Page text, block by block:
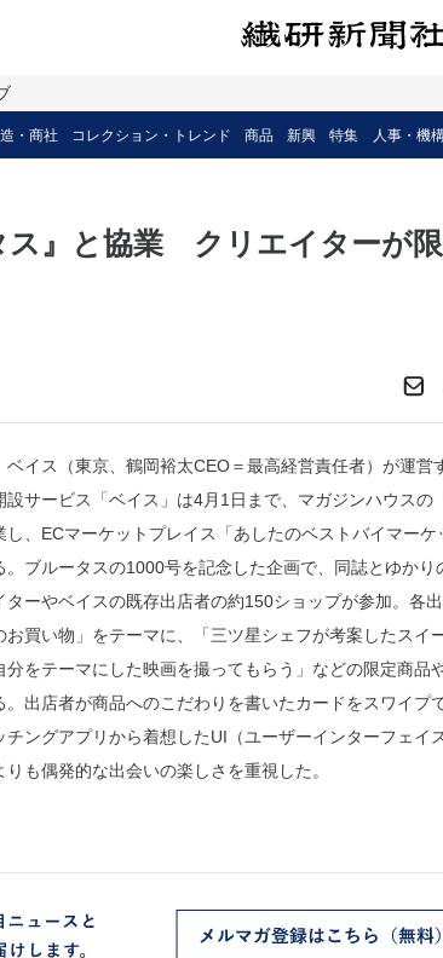
・商社 コレクション・トレンド 商品 新興 特集 人事・機
ス』と協業 クリエイターが
ベイス（東京、鶴岡裕太CEO＝最高経営責任者）が運営
設サービス「ベイス」は4月1日まで、マガジンハウスの
し、ECマーケットプレイス「あしたのベストバイマー
。ブルータスの1000号を記念した企画で、同誌とゆかり
ターやベイスの既存出店者の約150ショップが参加。各
お買い物」をテーマに、「三ツ星シェフが考案したスイ
分をテーマにした映画を撮ってもらう」などの限定商品
。出店者が商品へのこだわりを書いたカードをスワイプ
チングアプリから着想したUI（ユーザーインターフェイ
りも偶発的な出会いの楽しさを重視した。